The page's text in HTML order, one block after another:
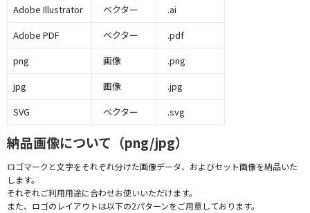
Adobe Illustrator
ベクター
.ai
Adobe PDF
ベクター
.pdf
png
画像
.png
jpg
画像
.jpg
SVG
ベクター .svg
納品画像について（png/jpg）
ロゴマークと文字をそれぞれ分けた画像データ、およびセット画像を納品いた
します。
それぞれご利用用途に合わせお使いいただけます。
また、ロゴのレイアウトは以下の2パターンをご用意しております。